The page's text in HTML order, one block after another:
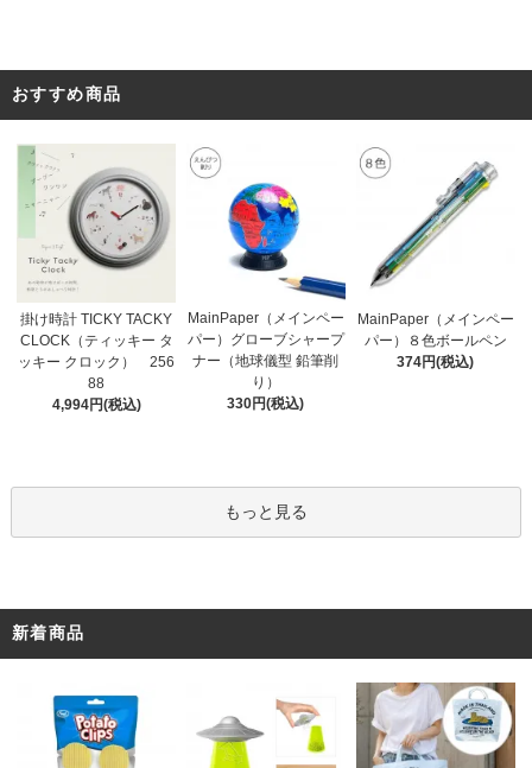
おすすめ商品
掛け時計 TICKY TACKY
CLOCK（ティッキー タ
ッキー クロック） 256
88
4,994円(税込)
MainPaper（メインペー
パー）グローブシャープ
ナー（地球儀型 鉛筆削
り）
330円(税込)
MainPaper（メインペー
パー）８色ボールペン
374円(税込)
もっと見る
新着商品